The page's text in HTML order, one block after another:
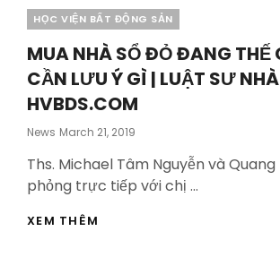
Categories
HỌC VIỆN BẤT ĐỘNG SẢN
MUA NHÀ SỔ ĐỎ ĐANG THẾ
CẦN LƯU Ý GÌ | LUẬT SƯ
HVBDS.COM
News Posted
March 21, 2019
Ths. Michael Tâm Nguyễn và Quang
phỏng trực tiếp với chị …
XEM THÊM